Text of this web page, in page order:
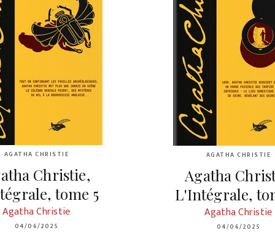
AGATHA CHRISTIE
Christie,
tome 5
Agatha Christie
04/06/2025
AGATHA CHRISTIE
Agatha
L'Intégrale,
Agatha Christie
04/06/2025